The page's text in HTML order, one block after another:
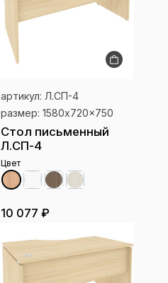
артикул: Л.СП-4
размер: 1580x720x750
Стол письменный
Л.СП-4
Цвет
10 077 ₽